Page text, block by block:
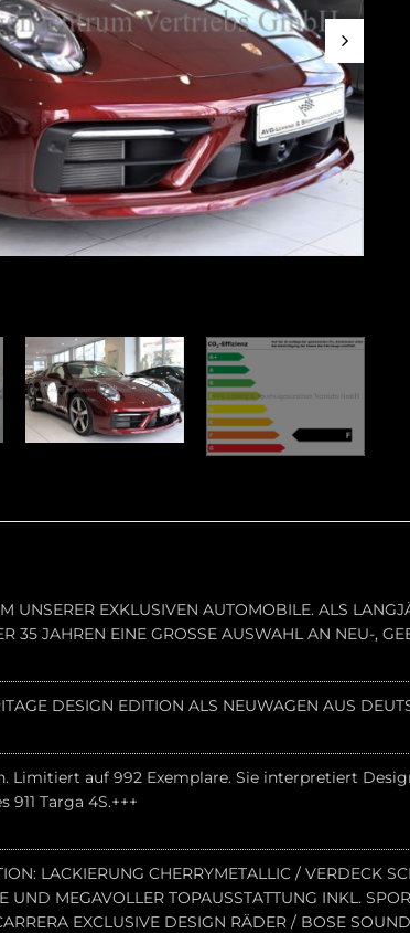
UNSERER EXKLUSIVEN AUTOMOBILE. ALS
35 JAHREN EINE GROSSE AUSWAHL AN NEU-,
DESIGN EDITION ALS NEUWAGEN AUS
Limitiert auf 992 Exemplare. Sie interpretiert
Targa 4S.+++
LACKIERUNG CHERRYMETALLIC / VERDECK
MEGAVOLLER TOPAUSSTATTUNG INKL.
EXCLUSIVE DESIGN RÄDER / BOSE